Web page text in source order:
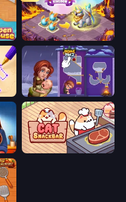
Mergest Kingdom
Home Pin 2
Cat Snack Bar